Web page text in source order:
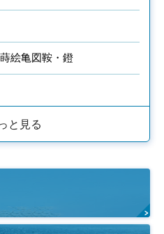
絵亀図鞍・鐙
と見る